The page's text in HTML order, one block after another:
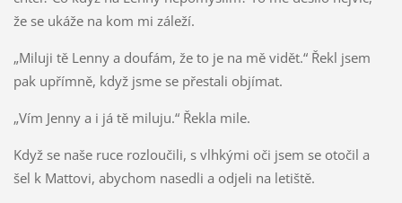
že se ukáže na kom mi záleží.
„Miluji tě Lenny a doufám, že to je na mě vidět.“ Řekl jsem
pak upřímně, když jsme se přestali objímat.
„Vím Jenny a i já tě miluju.“ Řekla mile.
Když se naše ruce rozloučili, s vlhkými oči jsem se otočil a
šel k Mattovi, abychom nasedli a odjeli na letiště.